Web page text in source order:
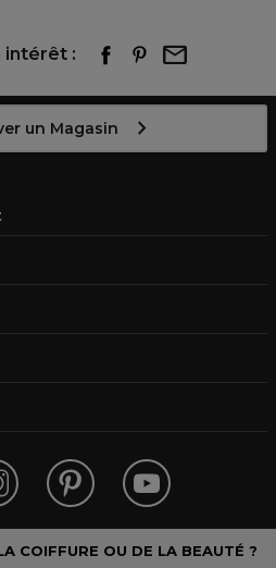
intérêt :
un Magasin
COIFFURE OU DE LA BEAUTÉ ?